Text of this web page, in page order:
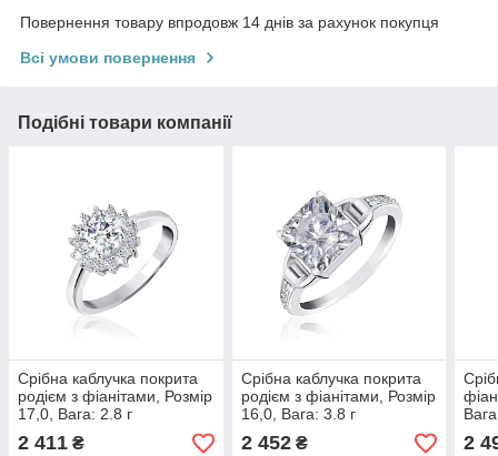
Повернення товару впродовж 14 днів за рахунок покупця
Всі умови повернення
Подібні товари компанії
Срібна каблучка покрита
родієм з фіанітами, Розмір
17,0, Вага: 2.8 г
2 411 ₴
Срібна каблучка покрита
родієм з фіанітами, Розмір
16,0, Вага: 3.8 г
2 452₴ 2